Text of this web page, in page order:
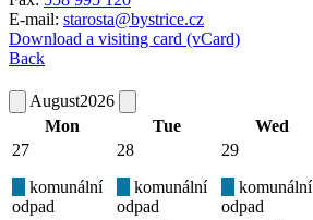
E-mail: starosta@bystrice.cz
Download a visiting card (vCard)
Back
August2026
Mon
Tue Wed
27
komunální
odpad
28
komunální
odpad
29
komunální
odpad